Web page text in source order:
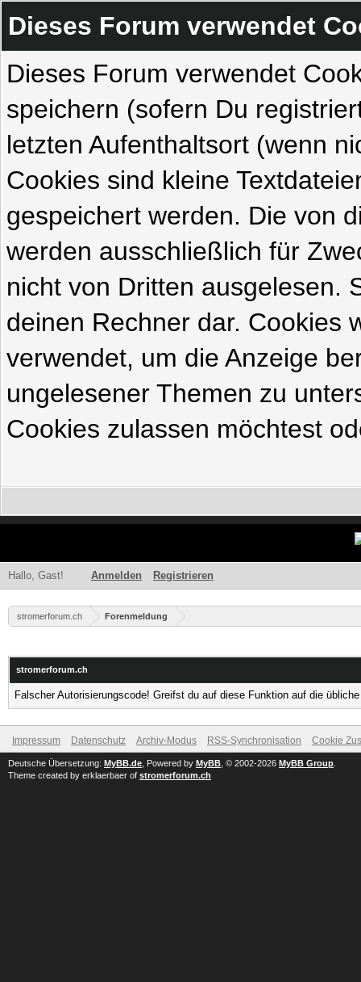
Dieses Forum verwendet
Dieses Forum verwendet
speichern (sofern Du
letzten Aufenthaltsort (wenn
Cookies sind kleine
gespeichert werden. Die von
werden ausschließlich für
nicht von Dritten ausgelesen.
deinen Rechner dar. Cookies
verwendet, um die Anzeige
ungelesener Themen zu
Cookies zulassen möchtest
Hallo, Gast! Anmelden Registrieren
stromerforum.ch Forenmeldung
stromerforum.ch
Falscher Autorisierungscode! Greifst du auf diese Funktion auf die
Impressum Datenschutz Archiv-Modus RSS-Synchronisation Cookie
Deutsche Übersetzung: MyBB.de , Powered by MyBB , © 2002-2026 MyBB Group
Theme created by erklaerbaer of stromerforum.ch